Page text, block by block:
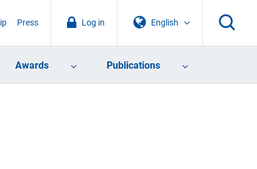
English
Log in
Press
Awards Publications